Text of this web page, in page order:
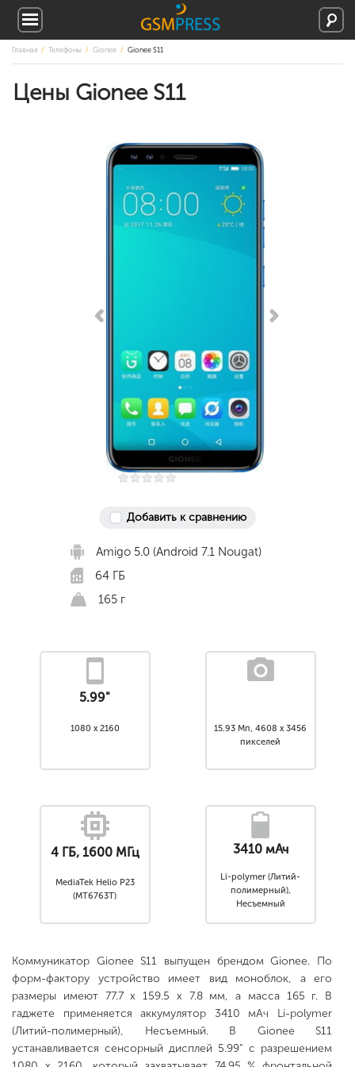
Главная Телефоны Gionee Gionee S11
Цены Gionee S11
Добавить к сравнению
Amigo 5.0 (Android 7.1 Nougat)
64 ГБ
165 г
5.99"
1080 x 2160
15.93 Мп, 4608 x 3456
пикселей
4 ГБ, 1600 МГц
MediaTek Helio P23
(MT6763T)
3410 мАч
Li-polymer (Литий-
полимерный),
Несъемный
Коммуникатор Gionee S11 выпущен брендом Gionee. По
форм-фактору устройство имеет вид моноблок, а его
размеры имеют 77.7 x 159.5 x 7.8 мм, а масса 165 г. В
гаджете применяется аккумулятор 3410 мАч Li-polymer
(Литий-полимерный), Несъемный. В Gionee S11
устанавливается сенсорный дисплей 5.99" с разрешением